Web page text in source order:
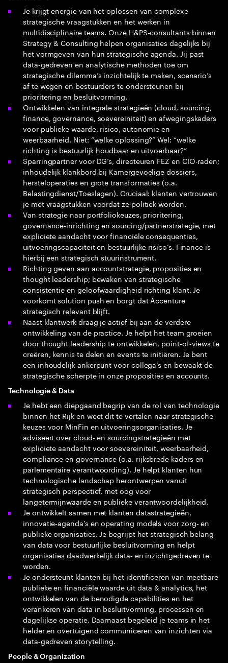
Je krijgt energie van het oplossen van complexe
strategische vraagstukken en het werken in
multidisciplinaire teams. Onze H&PS‑consultants binnen
Strategy & Consulting helpen organisaties dagelijks bij
het vormgeven van hun strategische agenda. Jij past
data‑gedreven en analytische methoden toe om
strategische dilemma’s inzichtelijk te maken, scenario’s
af te wegen en bestuurders te ondersteunen bij
prioritering en besluitvorming.
Ontwikkelen van integrale strategieën (cloud, sourcing,
finance, governance, soevereiniteit) en afwegingskaders
voor publieke waarde, risico, autonomie en
weerbaarheid. Niet: “welke oplossing?” Wel: “welke
richting is bestuurlijk houdbaar en uitvoerbaar?”
Sparringpartner voor DG’s, directeuren FEZ en CIO-raden;
inhoudelijk klankbord bij Kamergevoelige dossiers,
hersteloperaties en grote transformaties (o.a.
Belastingdienst/Toeslagen). Cruciaal: klanten vertrouwen
je met vraagstukken voordat ze politiek worden.
Van strategie naar portfoliokeuzes, prioritering,
governance-inrichting en sourcing/partnerstrategie, met
expliciete aandacht voor financiële consequenties,
uitvoeringscapaciteit en bestuurlijke risico’s. Finance is
hierbij een strategisch stuurinstrument.
Richting geven aan accountstrategie, proposities en
thought leadership; bewaken van strategische
consistentie en geloofwaardigheid richting klant. Je
voorkomt solution push en borgt dat Accenture
strategisch relevant blijft.
Naast klantwerk draag je actief bij aan de verdere
ontwikkeling van de practice. Je helpt het team groeien
door thought leadership te ontwikkelen, point‑of‑views te
creëren, kennis te delen en events te initiëren. Je bent
een inhoudelijk ankerpunt voor collega’s en bewaakt de
strategische scherpte in onze proposities en accounts.
Technologie & Data
Je hebt een diepgaand begrip van de rol van technologie
binnen het Rijk en weet dit te vertalen naar strategische
keuzes voor MinFin en uitvoeringsorganisaties. Je
adviseert over cloud- en sourcingstrategieën met
expliciete aandacht voor soevereiniteit, weerbaarheid,
compliance en governance (o.a. rijksbrede kaders en
parlementaire verantwoording). Je helpt klanten hun
technologische landschap herontwerpen vanuit
strategisch perspectief, met oog voor
langetermijnwaarde en publieke verantwoordelijkheid.
Je ontwikkelt samen met klanten datastrategieën,
innovatie‑agenda’s en operating models voor zorg‑ en
publieke organisaties. Je begrijpt het strategisch belang
van data voor bestuurlijke besluitvorming en helpt
organisaties daadwerkelijk data‑ en inzichtgedreven te
worden.
Je ondersteunt klanten bij het identificeren van meetbare
publieke en financiële waarde uit data & analytics, het
ontwikkelen van de benodigde capabilities en het
verankeren van data in besluitvorming, processen en
dagelijkse operatie. Daarnaast begeleid je teams in het
helder en overtuigend communiceren van inzichten via
data‑gedreven storytelling.
People & Organization